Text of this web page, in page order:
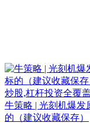
牛策略 | 光刻机爆
的（建议收藏保存）